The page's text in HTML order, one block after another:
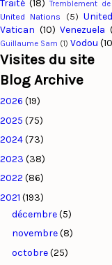
Traité (18) Tremblement
United Nations (5)
Vatican (10) Venezuela
Guillaume Sam (1) Vodou
Visites du site
Blog Archive
2026 (19)
2025 (75)
2024(73)
2023 (38)
2022 (86)
2021 (193)
décembre(5)
novembre(8)
octobre(25)